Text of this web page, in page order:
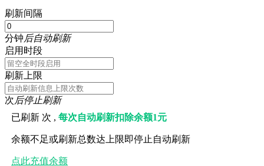
刷新间隔
分钟后自动刷新
启用时段
刷新上限
次后停止刷新
已刷新 次 ,每次自动刷新扣除余额1元
余额不足或刷新总数达上限即停止自动刷新
点此充值余额